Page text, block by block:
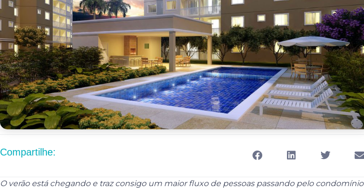
Compartilhe:
O verão está chegando e traz consigo um maior fluxo de pessoas passando pelo condomínio